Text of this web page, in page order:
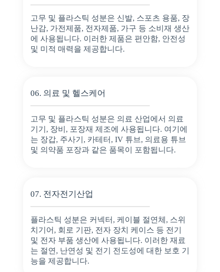
고무 및 플라스틱 성분은 신발, 스포츠 용품, 장
난감, 가전제품, 전자제품, 가구 등 소비재 생산
에 사용됩니다. 이러한 제품은 편안함, 안전성
및 미적 매력을 제공합니다.
06. 의료 및 헬스케어
고무 및 플라스틱 성분은 의료 산업에서 의료
기기, 장비, 포장재 제조에 사용됩니다. 여기에
는 장갑, 주사기, 카테터, IV 튜브, 의료용 튜브
및 의약품 포장과 같은 품목이 포함됩니다.
07. 전자전기산업
플라스틱 성분은 커넥터, 케이블 절연체, 스위
치기어, 회로 기판, 전자 장치 케이스 등 전기
및 전자 부품 생산에 사용됩니다. 이러한 재료
는 절연, 난연성 및 전기 전도성에 대한 보호 기
능을 제공합니다.